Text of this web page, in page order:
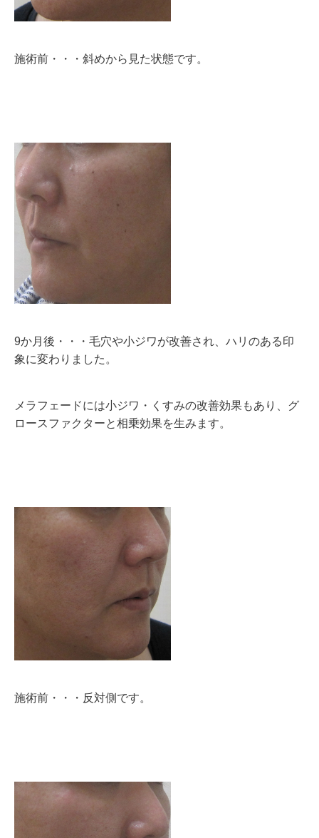
施術前・・・斜めから見た状態です。
9か月後・・・毛穴や小ジワが改善され、ハリのある印
象に変わりました。
メラフェードには小ジワ・くすみの改善効果もあり、グ
ロースファクターと相乗効果を生みます。
施術前・・・反対側です。